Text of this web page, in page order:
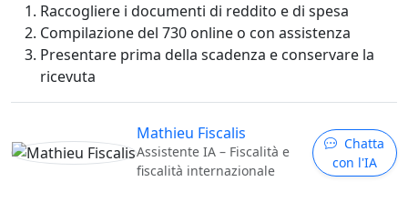
Raccogliere i documenti di reddito e di spesa
Compilazione del 730 online o con assistenza
Presentare prima della scadenza e conservare la
ricevuta
Mathieu Fiscalis
Assistente IA – Fiscalità e
fiscalità internazionale
Chatta
con l'IA